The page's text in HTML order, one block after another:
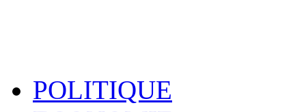
POLITIQUE